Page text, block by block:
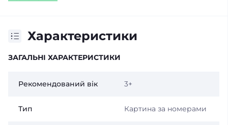
Характеристики
ЗАГАЛЬНІ ХАРАКТЕРИСТИКИ
Рекомендований вік 3+
Тип Картина за номерами